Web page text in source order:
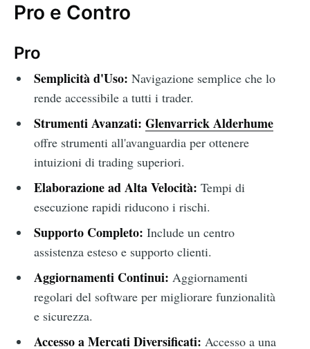
Pro e Contro
Pro
Semplicità d'Uso: Navigazione semplice che lo
rende accessibile a tutti i trader.
Strumenti Avanzati: Glenvarrick Alderhume
offre strumenti all'avanguardia per ottenere
intuizioni di trading superiori.
Elaborazione ad Alta Velocità: Tempi di
esecuzione rapidi riducono i rischi.
Supporto Completo: Include un centro
assistenza esteso e supporto clienti.
Aggiornamenti Continui: Aggiornamenti
regolari del software per migliorare funzionalità
e sicurezza.
Accesso a Mercati Diversificati: Accesso a una